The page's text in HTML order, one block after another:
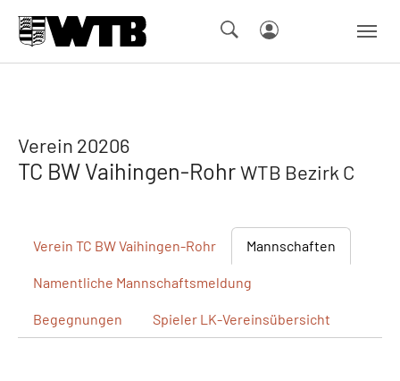
Verein 20206
TC BW Vaihingen-RohrWTB Bezirk C
Verein TC BW Vaihingen-Rohr Mannschaften
Namentliche Mannschaftsmeldung
Begegnungen Spieler LK-Vereinsübersicht